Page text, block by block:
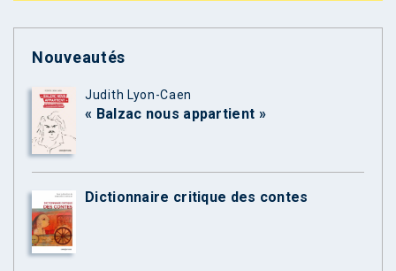
Nouveautés
Judith Lyon-Caen
« Balzac nous appartient »
Dictionnaire critique des contes